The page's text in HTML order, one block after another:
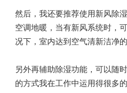
然后，我还要推荐使用新风除
空调地暖，当有新风系统时，
况下，室内达到空气清新洁净的
另外再辅助除湿功能，可以随
的方式我在工作中运用得很多